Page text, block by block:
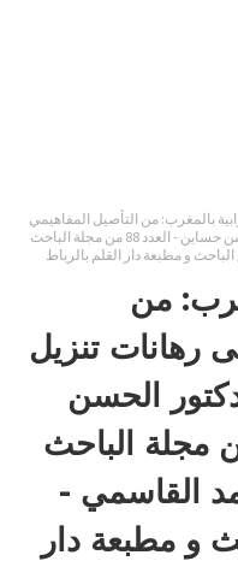
بالمغرب: من التأصيل المفاهيمي
إلى رهانات تنزيل الجهوية المتقدمة . الدكتور الحسن حساين - العدد 88 من مجلة الباحث
و مطبعة دار القلم بالرباط
من
رهانات تنزيل
الحسن
- العدد 88 من مجلة الباحث
القاسمي -
و مطبعة دار